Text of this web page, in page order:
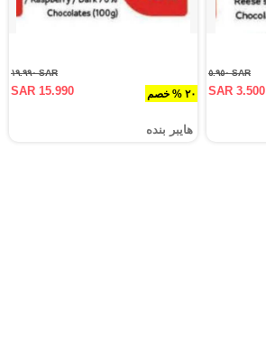
SAR ٥.٩٥٠
SAR 3.500 ٢٠ % خصم
SAR ١٩.٩٩٠
SAR 15.990
هايبر بنده